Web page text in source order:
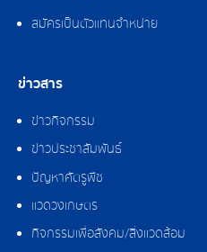
สมัครเป็นตัวแทนจำหน่าย
ข่าวสาร
ข่าวกิจกรรม
ข่าวประชาสัมพันธ์
ปัญหาศัตรูพืช
แวดวงเกษตร
กิจกรรมเพื่อสังคม/สิ่งแวดล้อม